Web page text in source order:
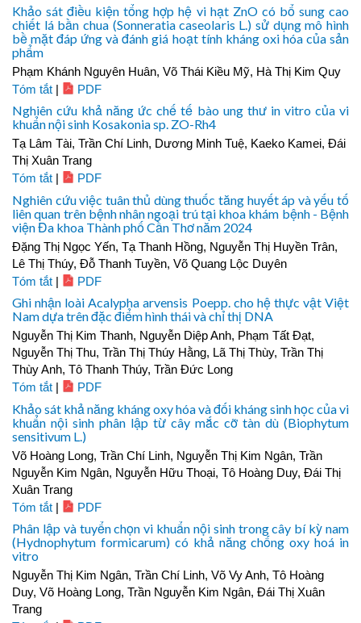
Khảo sát điều kiện tổng hợp hệ vi hạt ZnO có bổ sung cao
chiết lá bần chua (Sonneratia caseolaris L.) sử dụng mô hình
bề mặt đáp ứng và đánh giá hoạt tính kháng oxi hóa của sản
phẩm
Phạm Khánh Nguyên Huân, Võ Thái Kiều Mỹ, Hà Thị Kim Quy
Tóm tắt | PDF
Nghiên cứu khả năng ức chế tế bào ung thư in vitro của vi
khuẩn nội sinh Kosakonia sp. ZO-Rh4
Tạ Lâm Tài, Trần Chí Linh, Dương Minh Tuệ, Kaeko Kamei, Đái
Thị Xuân Trang
Tóm tắt | PDF
Nghiên cứu việc tuân thủ dùng thuốc tăng huyết áp và yếu tố
liên quan trên bệnh nhân ngoại trú tại khoa khám bệnh - Bệnh
viện Đa khoa Thành phố Cần Thơ năm 2024
Đặng Thị Ngọc Yến, Tạ Thanh Hồng, Nguyễn Thị Huyền Trân,
Lê Thị Thúy, Đỗ Thanh Tuyền, Võ Quang Lộc Duyên
Tóm tắt | PDF
Ghi nhận loài Acalypha arvensis Poepp. cho hệ thực vật Việt
Nam dựa trên đặc điểm hình thái và chỉ thị DNA
Nguyễn Thị Kim Thanh, Nguyễn Diệp Anh, Phạm Tất Đạt,
Nguyễn Thị Thu, Trần Thị Thúy Hằng, Lã Thị Thùy, Trần Thị
Thùy Anh, Tô Thanh Thúy, Trần Đức Long
Tóm tắt | PDF
Khảo sát khả năng kháng oxy hóa và đối kháng sinh học của vi
khuẩn nội sinh phân lập từ cây mắc cỡ tàn dù (Biophytum
sensitivum L.)
Võ Hoàng Long, Trần Chí Linh, Nguyễn Thị Kim Ngân, Trần
Nguyễn Kim Ngân, Nguyễn Hữu Thoại, Tô Hoàng Duy, Đái Thị
Xuân Trang
Tóm tắt | PDF
Phân lập và tuyển chọn vi khuẩn nội sinh trong cây bí kỳ nam
(Hydnophytum formicarum) có khả năng chống oxy hoá in
vitro
Nguyễn Thị Kim Ngân, Trần Chí Linh, Võ Vy Anh, Tô Hoàng
Duy, Võ Hoàng Long, Trần Nguyễn Kim Ngân, Đái Thị Xuân
Trang